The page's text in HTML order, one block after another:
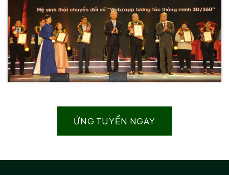
ỨNG TUYỂN NGAY